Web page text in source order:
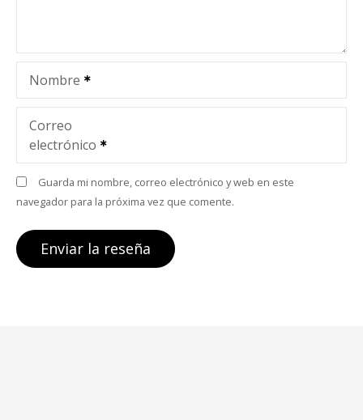
Nombre
Correo
electrónico
Guarda mi nombre, correo electrónico y web en este
navegador para la próxima vez que comente.